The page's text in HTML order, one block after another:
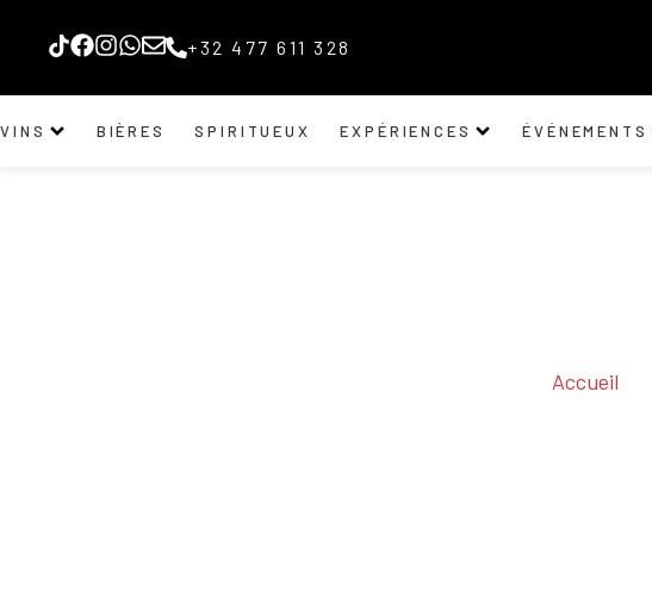
+32 477 611 328
VINS BIÈRES SPIRITUEUX EXPÉRIENCES ÉVÉNEMENTS
Accueil